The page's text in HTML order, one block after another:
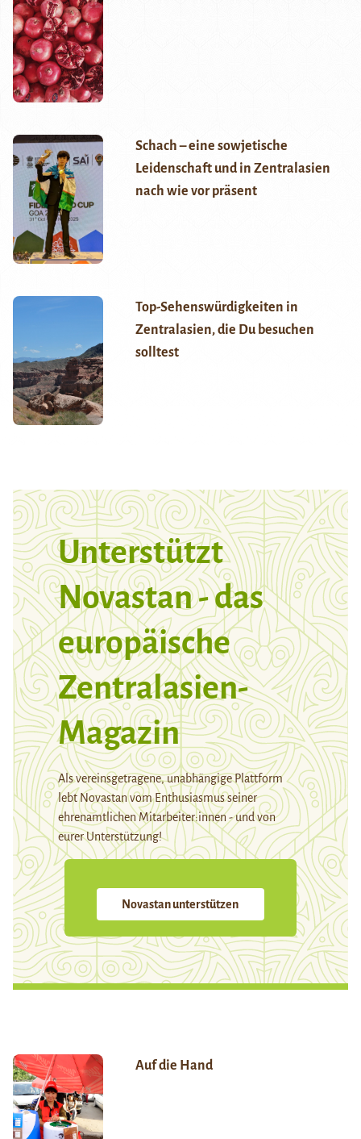
Schach – eine sowjetische
Leidenschaft und in Zentralasien
nach wie vor präsent
Top-Sehenswürdigkeiten in
Zentralasien, die Du besuchen
solltest
Unterstützt
Novastan - das
europäische
Zentralasien-
Magazin
Als vereinsgetragene, unabhängige Plattform
lebt Novastan vom Enthusiasmus seiner
ehrenamtlichen Mitarbeiter:innen - und von
eurer Unterstützung!
Novastan unterstützen
Auf die Hand